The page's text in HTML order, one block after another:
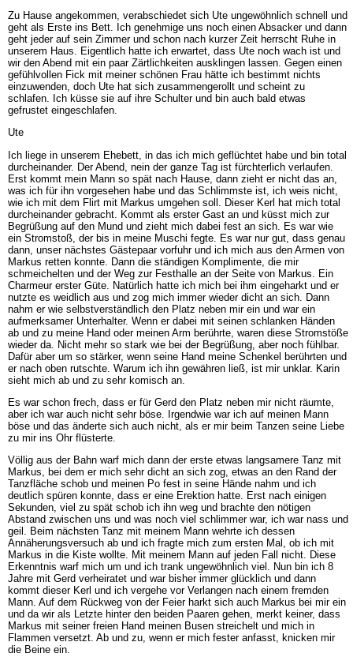
Zu Hause angekommen, verabschiedet sich Ute ungewöhnlich schnell und
geht als Erste ins Bett. Ich genehmige uns noch einen Absacker und dann
geht jeder auf sein Zimmer und schon nach kurzer Zeit herrscht Ruhe in
unserem Haus. Eigentlich hatte ich erwartet, dass Ute noch wach ist und
wir den Abend mit ein paar Zärtlichkeiten ausklingen lassen. Gegen einen
gefühlvollen Fick mit meiner schönen Frau hätte ich bestimmt nichts
einzuwenden, doch Ute hat sich zusammengerollt und scheint zu
schlafen. Ich küsse sie auf ihre Schulter und bin auch bald etwas
gefrustet eingeschlafen.
Ute
Ich liege in unserem Ehebett, in das ich mich geflüchtet habe und bin total
durcheinander. Der Abend, nein der ganze Tag ist fürchterlich verlaufen.
Erst kommt mein Mann so spät nach Hause, dann zieht er nicht das an,
was ich für ihn vorgesehen habe und das Schlimmste ist, ich weis nicht,
wie ich mit dem Flirt mit Markus umgehen soll. Dieser Kerl hat mich total
durcheinander gebracht. Kommt als erster Gast an und küsst mich zur
Begrüßung auf den Mund und zieht mich dabei fest an sich. Es war wie
ein Stromstoß, der bis in meine Muschi fegte. Es war nur gut, dass genau
dann, unser nächstes Gästepaar vorfuhr und ich mich aus den Armen von
Markus retten konnte. Dann die ständigen Komplimente, die mir
schmeichelten und der Weg zur Festhalle an der Seite von Markus. Ein
Charmeur erster Güte. Natürlich hatte ich mich bei ihm eingeharkt und er
nutzte es weidlich aus und zog mich immer wieder dicht an sich. Dann
nahm er wie selbstverständlich den Platz neben mir ein und war ein
aufmerksamer Unterhalter. Wenn er dabei mit seinen schlanken Händen
ab und zu meine Hand oder meinen Arm berührte, waren diese Stromstöße
wieder da. Nicht mehr so stark wie bei der Begrüßung, aber noch fühlbar.
Dafür aber um so stärker, wenn seine Hand meine Schenkel berührten und
er nach oben rutschte. Warum ich ihn gewähren ließ, ist mir unklar. Karin
sieht mich ab und zu sehr komisch an.
Es war schon frech, dass er für Gerd den Platz neben mir nicht räumte,
aber ich war auch nicht sehr böse. Irgendwie war ich auf meinen Mann
böse und das änderte sich auch nicht, als er mir beim Tanzen seine Liebe
zu mir ins Ohr flüsterte.
Völlig aus der Bahn warf mich dann der erste etwas langsamere Tanz mit
Markus, bei dem er mich sehr dicht an sich zog, etwas an den Rand der
Tanzfläche schob und meinen Po fest in seine Hände nahm und ich
deutlich spüren konnte, dass er eine Erektion hatte. Erst nach einigen
Sekunden, viel zu spät schob ich ihn weg und brachte den nötigen
Abstand zwischen uns und was noch viel schlimmer war, ich war nass und
geil. Beim nächsten Tanz mit meinem Mann wehrte ich dessen
Annäherungsversuch ab und ich fragte mich zum ersten Mal, ob ich mit
Markus in die Kiste wollte. Mit meinem Mann auf jeden Fall nicht. Diese
Erkenntnis warf mich um und ich trank ungewöhnlich viel. Nun bin ich 8
Jahre mit Gerd verheiratet und war bisher immer glücklich und dann
kommt dieser Kerl und ich vergehe vor Verlangen nach einem fremden
Mann. Auf dem Rückweg von der Feier harkt sich auch Markus bei mir ein
und da wir als Letzte hinter den beiden Paaren gehen, merkt keiner, dass
Markus mit seiner freien Hand meinen Busen streichelt und mich in
Flammen versetzt. Ab und zu, wenn er mich fester anfasst, knicken mir
die Beine ein.